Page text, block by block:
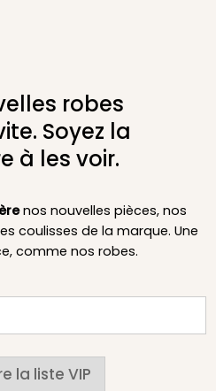
robes
Soyez la
à les voir.
nos nouvelles pièces, nos
coulisses de la marque. Une
comme nos robes.
la liste VIP